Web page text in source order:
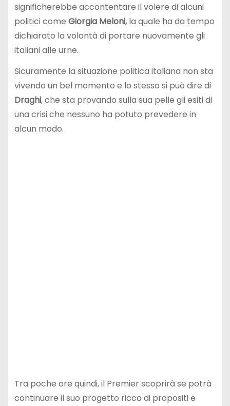
significherebbe accontentare il volere di alcuni
politici come Giorgia Meloni,la quale ha da tempo
dichiarato la volontà di portare nuovamente gli
italiani alle urne.
Sicuramente la situazione politica italiana non sta
vivendo un bel momento e lo stesso si può dire di
Draghi, che sta provando sulla sua pelle gli esiti di
una crisi che nessuno ha potuto prevedere in
alcun modo.
Tra poche ore quindi, il Premier scoprirà se potrà
continuare il suo progetto ricco di propositi e